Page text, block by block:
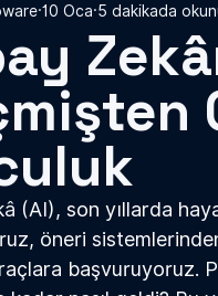
10 Oca 5 dakikada
â (AI), son yıllarda
öneri
başvuruyoruz.